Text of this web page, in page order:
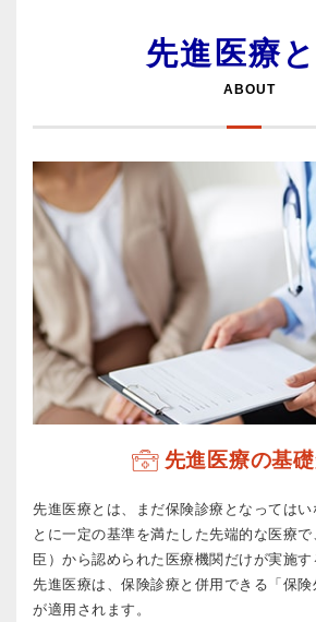
先進医療
ABOUT
先進医療の基
先進医療とは、まだ保険診療となっては
とに一定の基準を満たした先端的な医療
臣）から認められた医療機関だけが実施す
先進医療は、保険診療と併用できる「保険
が適用されます。